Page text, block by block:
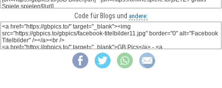
Code für Blogs und andere: